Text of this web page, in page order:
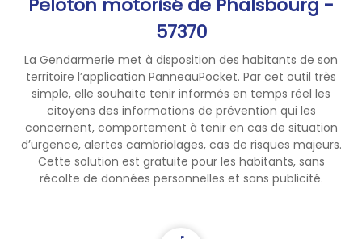
57370
La Gendarmerie met à disposition des habitants de son
territoire l’application PanneauPocket. Par cet outil très
simple, elle souhaite tenir informés en temps réel les
citoyens des informations de prévention qui les
concernent, comportement à tenir en cas de situation
d’urgence, alertes cambriolages, cas de risques majeurs.
Cette solution est gratuite pour les habitants, sans
récolte de données personnelles et sans publicité.